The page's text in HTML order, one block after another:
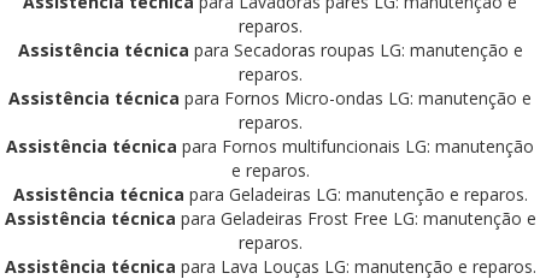
reparos.
Assistência técnica para Secadoras roupas LG: manutenção e
reparos.
Assistência técnica para Fornos Micro-ondas LG: manutenção e
reparos.
Assistência técnica para Fornos multifuncionais LG: manutenção
e reparos.
Assistência técnica para Geladeiras LG: manutenção e reparos.
Assistência técnica para Geladeiras Frost Free LG: manutenção e
reparos.
Assistência técnica para Lava Louças LG: manutenção e reparos.